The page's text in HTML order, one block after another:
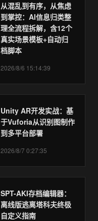
从混乱到有序，从焦虑
到掌控：AI信息归类整
理全流程拆解，含12个
真实场景模板+自动归
档脚本
2026/8/6 15:14:39
Unity AR开发实战：基
于Vuforia从识别图制作
到多平台部署
2026/8/7 0:27:35
SPT-AKI存档编辑器：
离线版逃离塔科夫终极
自定义指南